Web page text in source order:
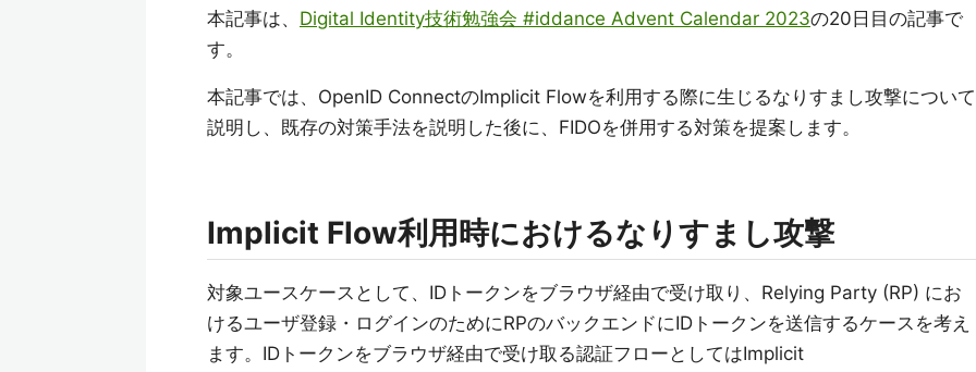
本記事は、 Digital Identity技術勉強会 #iddance Advent Calendar 2023の20日目の記事で
す。
本記事では、OpenID ConnectのImplicit Flowを利用する際に生じるなりすまし攻撃について
説明し、既存の対策手法を説明した後に、FIDOを併用する対策を提案します。
Implicit Flow利用時におけるなりすまし攻撃
対象ユースケースとして、IDトークンをブラウザ経由で受け取り、Relying Party (RP) にお
けるユーザ登録・ログインのためにRPのバックエンドにIDトークンを送信するケースを考え
ます。IDトークンをブラウザ経由で受け取る認証フローとしてはImplicit